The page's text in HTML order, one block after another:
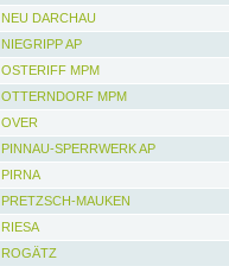
NEU DARCHAU
NIEGRIPP AP
OSTERIFF MPM
OTTERNDORF MPM
OVER
PINNAU-SPERRWERK AP
PIRNA
PRETZSCH-MAUKEN
RIESA
ROGÄTZ